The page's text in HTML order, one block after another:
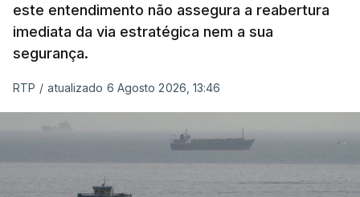
caso de ataque.
Segundo um funcionário do Conselho de Paz, a
organização está na “fase final de preparação de
“Este contrato será um dos muitos essenciais para
este entendimento não assegura a reabertura
imediata da via estratégica nem a sua
segurança.
RTP / atualizado 6 Agosto 2026, 13:46